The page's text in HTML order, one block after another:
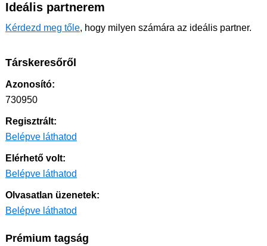
Ideális partnerem
Kérdezd meg tőle, hogy milyen számára az ideális partner.
Társkeresőről
Azonosító:
730950
Regisztrált:
Belépve láthatod
Elérhető volt:
Belépve láthatod
Olvasatlan üzenetek:
Belépve láthatod
Prémium tagság